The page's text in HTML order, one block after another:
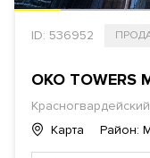
ID: 536952
OKO
Карта
Район: